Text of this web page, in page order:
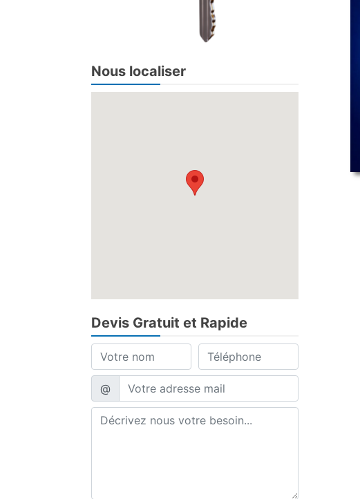
Nous localiser
Devis Gratuit et Rapide
@